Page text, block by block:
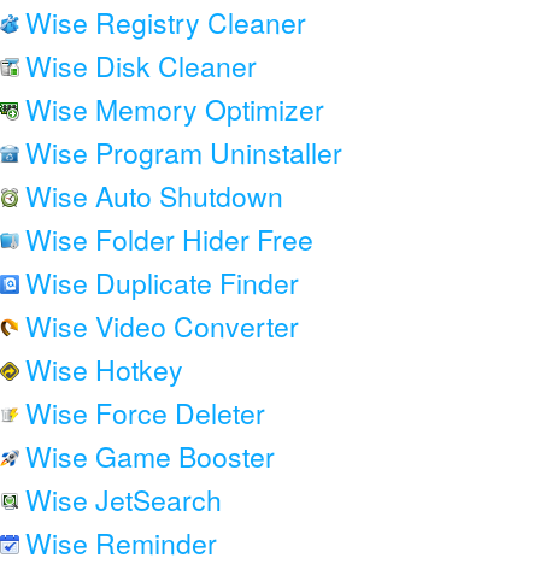
Wise Registry Cleaner
Wise Disk Cleaner
Wise Memory Optimizer
Wise Program Uninstaller
Wise Auto Shutdown
Wise Folder Hider Free
Wise Duplicate Finder
Wise Video Converter
Wise Hotkey
Wise Force Deleter
Wise Game Booster
Wise JetSearch
Wise Reminder